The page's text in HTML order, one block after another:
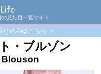
見た目一覧サイト
り込みはこちら
・ブルゾン
Blouson